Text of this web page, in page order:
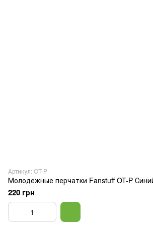
Артикул: OT-P
Молодежные перчатки Fanstuff OT-P
220 грн